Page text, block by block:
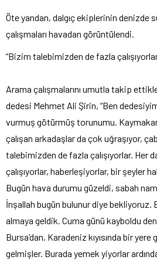
Öte yandan, dalgıç ekiplerinin denizde
çalışmaları havadan görüntülendi.
“Bizim talebimizden de fazla
Arama çalışmalarını umutla takip
dedesi Mehmet Ali Şirin, “Ben
vurmuş götürmüş torunumu.
çalışan arkadaşlar da çok uğraşıyor,
talebimizden de fazla çalışıyorlar. Her
çalışıyorlar, haberleşiyorlar, bir şeyler
Bugün hava durumu güzeldi, sabah
İnşallah bugün bulunur diye bekliyoruz.
almaya geldik. Cuma günü kayboldu
Bursa’dan, Karadeniz kıyısında bir
gelmişler. Burada yemek yiyorlar